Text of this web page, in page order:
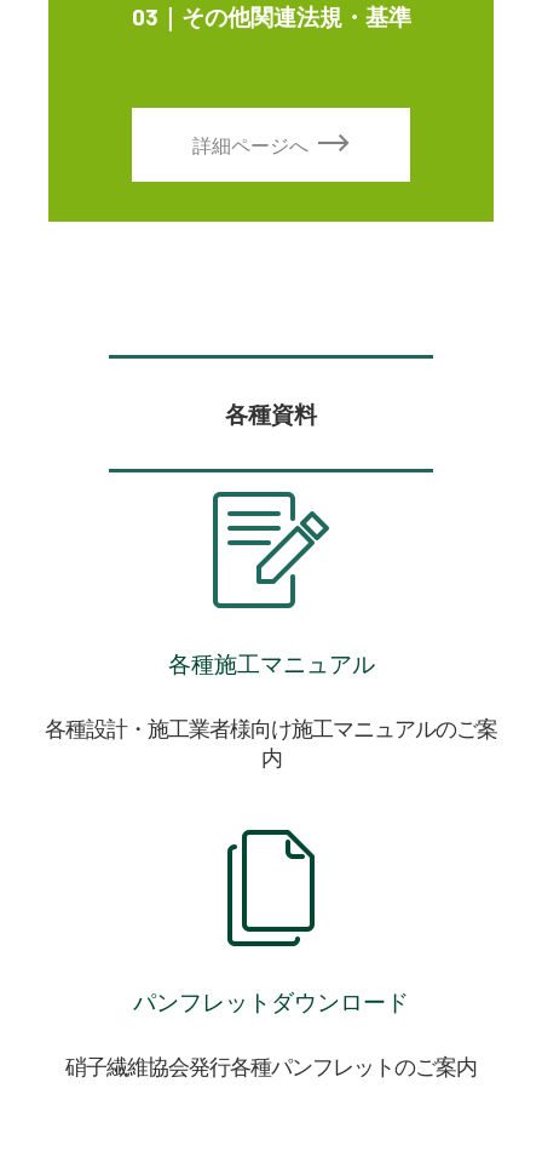
03｜その他関連法規・基準
詳細ページへ
各種資料
各種施工マニュアル
各種設計・施工業者様向け施工マニュアルのご案
内
パンフレットダウンロード
硝子繊維協会発行各種パンフレットのご案内